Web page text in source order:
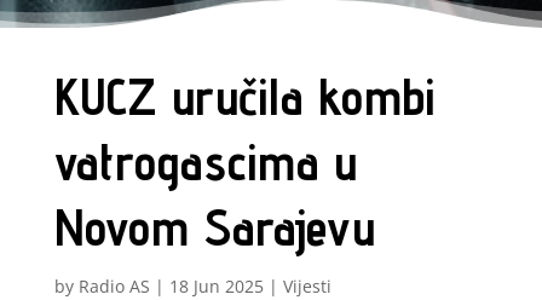
KUCZ uručila kombi
vatrogascima u
Novom Sarajevu
by Radio AS | 18 Jun 2025| Vijesti